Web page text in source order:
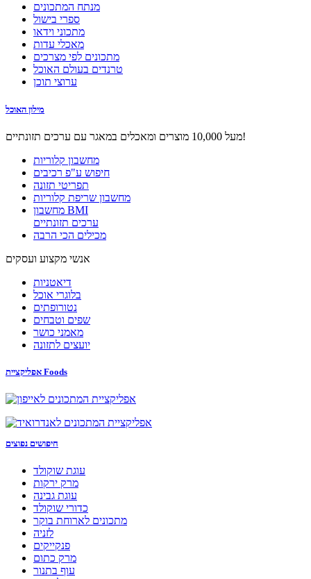
מנתח המתכונים
ספרי בישול
מתכוני וידאו
מאכלי עדות
מתכונים לפי מצרכים
טרנדים בעולם האוכל
ערוצי תוכן
מילון האוכל
מעל 10,000 מוצרים ומאכלים במאגר עם ערכים תזונתיים!
מחשבון קלוריות
חיפוש ע"פ רכיבים
תפריטי תזונה
מחשבון שריפת קלוריות
מחשבון BMI
ערכים תזונתיים
מכילים הכי הרבה
אנשי מקצוע ועסקים
דיאטניות
בלוגרי אוכל
נטורופתים
שפים וטבחים
מאמני כושר
יועצים לתזונה
אפליקציית Foods
חיפושים נפוצים
עוגת שוקולד
מרק ירקות
עוגת גבינה
כדורי שוקולד
מתכונים לארוחת בוקר
לזניה
פנקייקים
מרק כתום
עוף בתנור